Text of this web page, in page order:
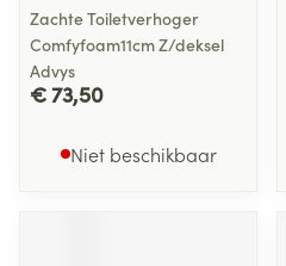
Zachte Toiletverhoger
Comfyfoam11cm Z/deksel
Advys
€ 73,50
Niet beschikbaar